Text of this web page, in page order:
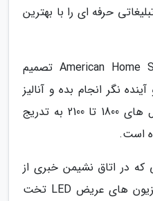
حرفه ای را با بهترین
به همین دلیل شرکت American Home Shield تصمیم
نگر انجام بده و آنالیز
کند که در طول زمان، بین سال های 1800 تا 2100 به تدریج
است.
که در اتاق نشیمن خبری از
تلویزیون نبودیم، به دوره تلویزیون های عریض LED تخت